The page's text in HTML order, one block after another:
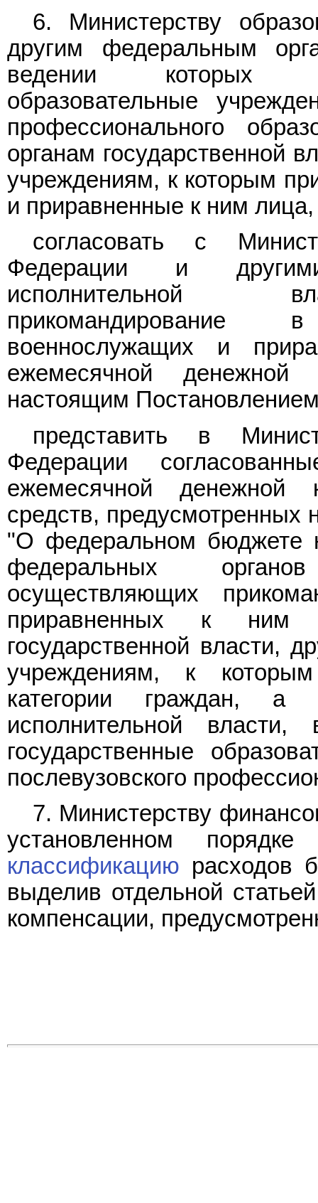
6. Министерству
другим федеральным
ведении которых
образовательные
профессионального
органам государственной
учреждениям, к которым
и приравненные к ним
согласовать с
Федерации и
исполнительной
прикомандирование
военнослужащих и
ежемесячной денежной
настоящим
представить в
Федерации
ежемесячной денежной
средств,
"О федеральном бюджете
федеральных
осуществляющих
приравненных к ним
государственной власти,
учреждениям, к
категории граждан, а
исполнительной
государственные
послевузовского
7. Министерству
установленном
классификацию расходов
выделив отдельной
компенсации,